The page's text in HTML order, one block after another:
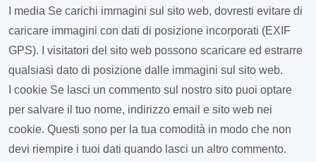
I media Se carichi immagini sul sito web, dovresti evitare di
caricare immagini con dati di posizione incorporati (EXIF
GPS). I visitatori del sito web possono scaricare ed estrarre
qualsiasi dato di posizione dalle immagini sul sito web.
I cookie Se lasci un commento sul nostro sito puoi optare
per salvare il tuo nome, indirizzo email e sito web nei
cookie. Questi sono per la tua comodità in modo che non
devi riempire i tuoi dati quando lasci un altro commento.